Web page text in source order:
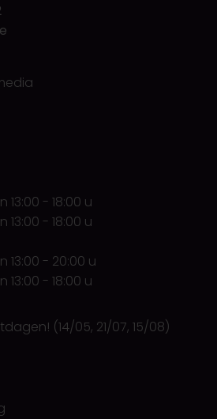
13:00 - 18:00 u
13:00 - 18:00 u
13:00 - 20:00 u
13:00 - 18:00 u
(14/05, 21/07, 15/08)